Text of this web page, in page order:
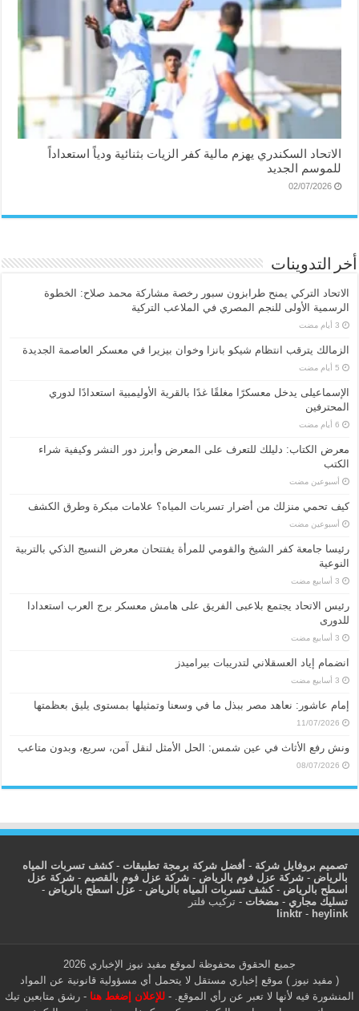
الاتحاد السكندري يهزم مالية كفر الزيات بثنائية ودياً استعداداً
للموسم الجديد
02/07/2026
أخر التدوينات
الاتحاد التركي يمنح طرابزون سبور رخصة مشاركة محمد صلاح: الخطوة
الرسمية الأولى للنجم المصري في الملاعب التركية
الزمالك يترقب انتظام شيكو بانزا وخوان بيزيرا في معسكر العاصمة الجديدة
الإسماعیلی یدخل معسكرًا مغلقًا غدًا بالقرية الأوليمبية استعدادًا لدوري
المحترفين
معرض الكتاب: دليلك للتعرف على المعرض وأبرز دور النشر وكيفية شراء
الكتب
‏أسبوعين مضت
كيف تحمي منزلك من أضرار تسربات المياه؟ علامات مبكرة وطرق الكشف
‏أسبوعين مضت
رئيسا جامعة كفر الشيخ والقومي للمرأة يفتتحان معرض النسيج الذكي بالتربية
النوعية
رئيس الاتحاد يجتمع بلاعبى الفريق على هامش معسكر برج العرب استعدادا
للدورى
انضمام إياد العسقلاني لتدريبات بيراميدز
إمام عاشور: نعاهد مصر ببذل ما في وسعنا وتمثيلها بمستوى يليق بعظمتها
11/07/2026
ونش رفع الأثاث في عين شمس: الحل الأمثل لنقل آمن، سريع، وبدون متاعب
08/07/2026
تصميم بروفايل شركة -أفضل شركة برمجة تطبيقات -كشف تسربات المياه
بالرياض -شركة عزل فوم بالرياض -شركة عزل فوم بالقصيم -شركة عزل
اسطح بالرياض -كشف تسربات المياه بالرياض - عزل اسطح بالرياض -
تسليك مجاري -مضخات -تركيب فلتر
linktr- heylink
جميع الحقوق محفوظة لموقع مفيد نيوز الإخباري 2026
( مفيد نيوز ) موقع إخباري مستقل لا يتحمل أي مسؤولية قانونية عن المواد
المنشورة فيه لأنها لا تعبر عن رأي الموقع. - للإعلان إضغط هنا - رشق متابعين تيك